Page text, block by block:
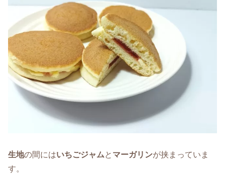
生地の間にはいちごジャムと マーガリンが挟まっていま
す。